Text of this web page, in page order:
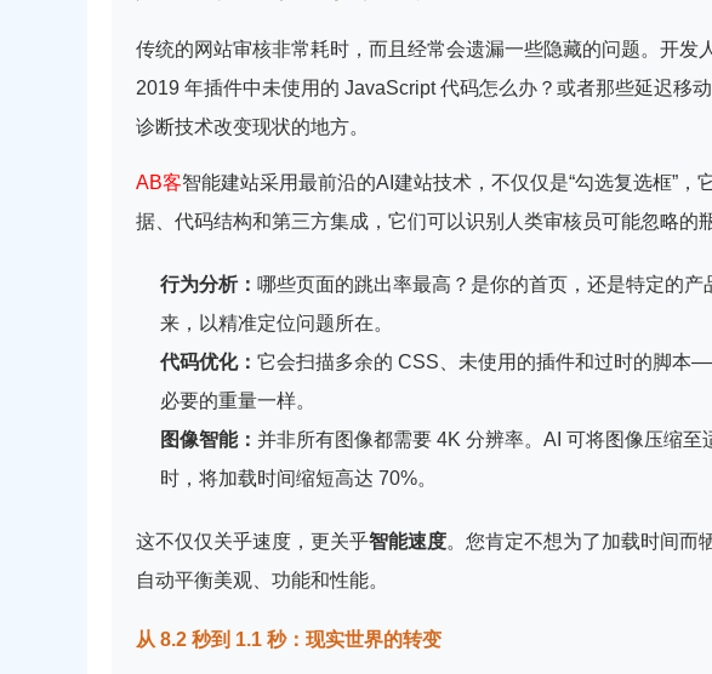
传统的网站审核非常耗时，而且经常会遗漏一些隐藏的问题。开发
2019 年插件中未使用的 JavaScript 代码怎么办？或者那些延迟移
诊断技术改变现状的地方。
AB客智能建站采用最前沿的AI建站技术，不仅仅是“勾选复选框”，
据、代码结构和第三方集成，它们可以识别人类审核员可能忽略的
行为分析： 哪些页面的跳出率最高？是你的首页，还是特定的
来，以精准定位问题所在。
代码优化： 它会扫描多余的 CSS、未使用的插件和过时的脚本
必要的重量一样。
图像智能： 并非所有图像都需要 4K 分辨率。AI 可将图像压缩
时，将加载时间缩短高达 70%。
这不仅仅关乎速度，更关乎智能速度。您肯定不想为了加载时间而
自动平衡美观、功能和性能。
从 8.2 秒到 1.1 秒：现实世界的转变